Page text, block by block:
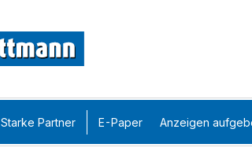
Starke Partner E-Paper Anzeigen